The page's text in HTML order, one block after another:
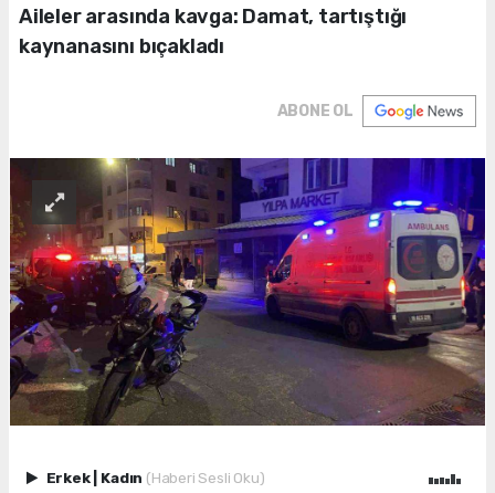
Aileler arasında kavga: Damat, tartıştığı
kaynanasını bıçakladı
ABONE OL
Erkek Kadın (Haberi Sesli Oku)